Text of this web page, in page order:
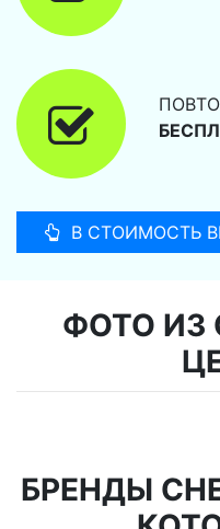
В СТОИМОСТЬ
ФОТО ИЗ
БРЕНДЫ